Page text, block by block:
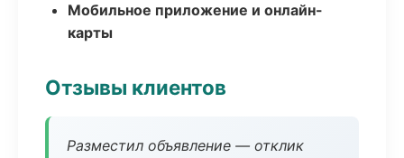
Мобильное приложение и онлайн-
карты
Отзывы клиентов
Разместил объявление — отклик